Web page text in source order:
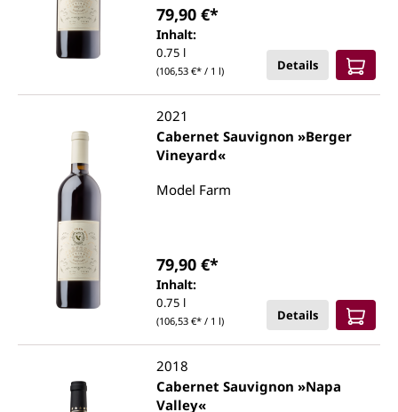
Inhalt:
0.75 l
(106,53 €* / 1 l)
79,90 €*
Details
2021
Cabernet Sauvignon »Berger
Vineyard«
Model Farm
Inhalt:
0.75 l
(106,53 €* / 1 l)
79,90 €*
Details
2018
Cabernet Sauvignon »Napa
Valley«